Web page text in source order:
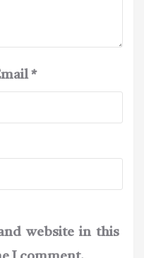
*
website in this